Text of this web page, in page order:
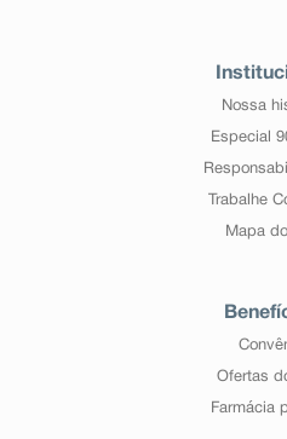
Nossa
Especial
Trabalhe
Mapa
Ofertas
Farmácia